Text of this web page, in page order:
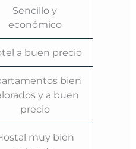
Sencillo y
económico
a buen precio
bien
y a buen
precio
muy bien